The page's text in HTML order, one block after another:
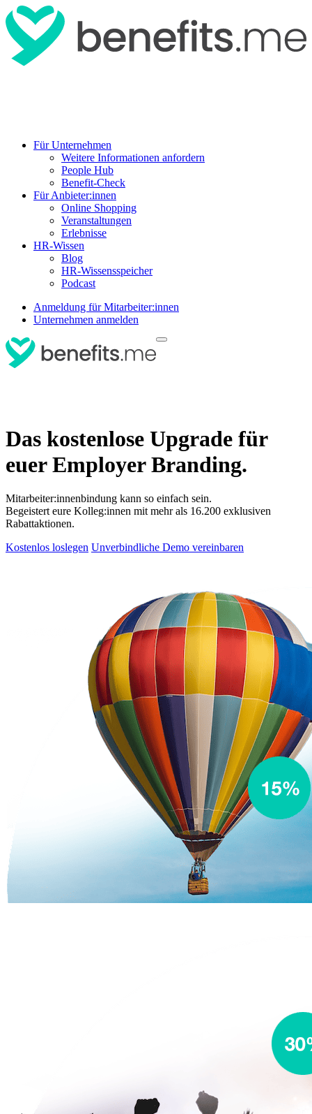
Für Unternehmen
Weitere Informationen anfordern
People Hub
Benefit-Check
Für Anbieter:innen
Online Shopping
Veranstaltungen
Erlebnisse
HR-Wissen
Blog
HR-Wissensspeicher
Podcast
Anmeldung für Mitarbeiter:innen
Unternehmen anmelden
Das kostenlose Upgrade für
euer Employer Branding.
Mitarbeiter:innenbindung kann so einfach sein.
Begeistert eure Kolleg:innen mit mehr als 16.200 exklusiven
Rabattaktionen.
Kostenlos loslegen Unverbindliche Demo vereinbaren